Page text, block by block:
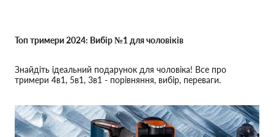
Топ тримери 2024: Вибір №1 для чоловіків
Знайдіть ідеальний подарунок для чоловіка! Все про
тримери 4в1, 5в1, 3в1 - порівняння, вибір, переваги.